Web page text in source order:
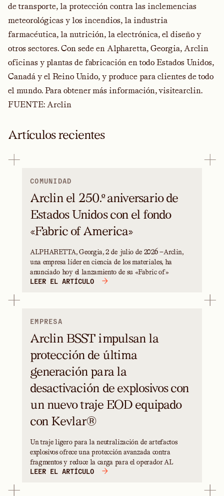
de transporte, la protección contra las inclemencias
meteorológicas y los incendios, la industria
farmacéutica, la nutrición, la electrónica, el diseño y
otros sectores. Con sede en Alpharetta, Georgia, Arclin
oficinas y plantas de fabricación en todo Estados Unidos,
Canadá y el Reino Unido, y produce para clientes de todo
el mundo. Para obtener más información, visitearclin.
FUENTE: Arclin
Artículos recientes
COMUNIDAD
Arclin el 250.º aniversario de
Estados Unidos con el fondo
«Fabric of America»
ALPHARETTA, Georgia, 2 de julio de 2026 —Arclin,
una empresa líder en ciencia de los materiales, ha
anunciado hoy el lanzamiento de su «Fabric of»
LEER EL ARTÍCULO
EMPRESA
Arclin BSST impulsan la
protección de última
generación para la
desactivación de explosivos con
un nuevo traje EOD equipado
con Kevlar®
Un traje ligero para la neutralización de artefactos
explosivos ofrece una protección avanzada contra
fragmentos y reduce la carga para el operador AL
LEER EL ARTÍCULO